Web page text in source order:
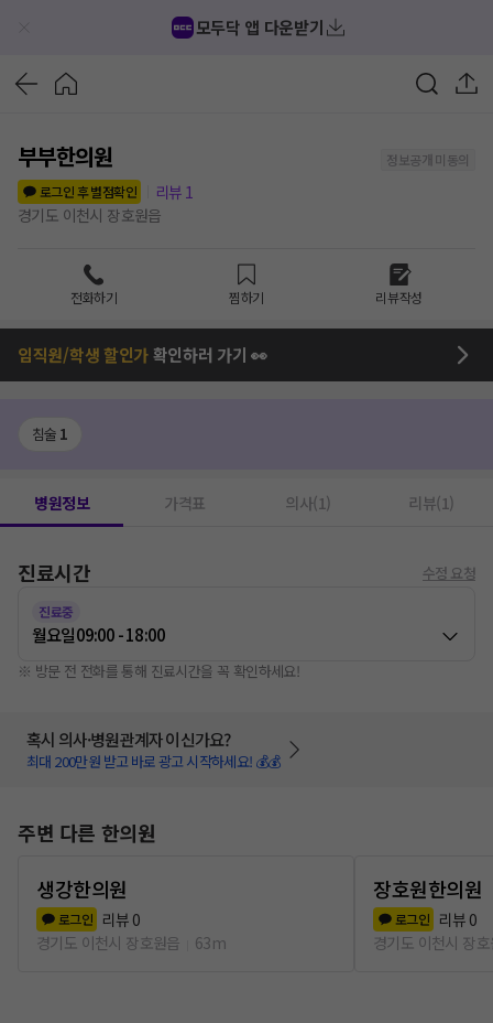
모두닥 앱 다운받기
부부한의원
정보공개 미동의
로그인 후 별점확인
리뷰 1
경기도 이천시 장호원읍
전화하기 찜하기 리뷰작성
임직원/학생 할인가확인하러 가기 👀
침술 1
병원정보 가격표 의사(1) 리뷰(1)
진료시간 수정 요청
진료중
월요일09:00 - 18:00
※ 방문 전 전화를 통해 진료시간을 꼭 확인하세요!
혹시 의사·병원관계자 이신가요?
최대 200만원 받고 바로 광고 시작하세요! 💰💰
주변 다른 한의원
생강한의원
로그인 리뷰 0
경기도 이천시 장호원읍
63m
장호원한의원
로그인 리뷰 0
경기도 이천시 장